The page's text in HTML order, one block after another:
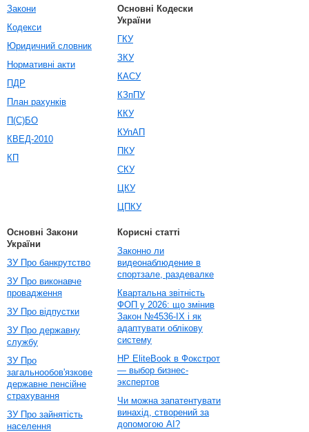
Закони
Кодекси
Юридичний словник
Нормативні акти
ПДР
План рахунків
П(С)БО
КВЕД-2010
КП
Основні Кодески
України
ГКУ
ЗКУ
КАСУ
КЗпПУ
ККУ
КУпАП
ПКУ
СКУ
ЦКУ
ЦПКУ
Основні Закони
України
ЗУ Про банкрутство
ЗУ Про виконавче
провадження
ЗУ Про відпустки
ЗУ Про державну
службу
ЗУ Про
загальнообов'язкове
державне пенсійне
страхування
ЗУ Про зайнятість
населення
Корисні статті
Законно ли
видеонаблюдение в
спортзале, раздевалке
Квартальна звітність
ФОП у 2026: що змінив
Закон №4536-IX і як
адаптувати облікову
систему
HP EliteBook в Фокстрот
— выбор бизнес-
экспертов
Чи можна запатентувати
винахід, створений за
допомогою AI?